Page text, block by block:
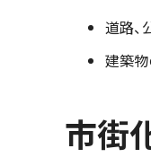
道路、
建築物
市街